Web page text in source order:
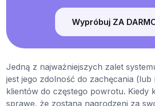
Wypróbuj ZA
Jedną z najważniejszych zalet
jest jego zdolność do zachęcania (lub
klientów do częstego powrotu. Kiedy
sprawę, że zostaną nagrodzeni za